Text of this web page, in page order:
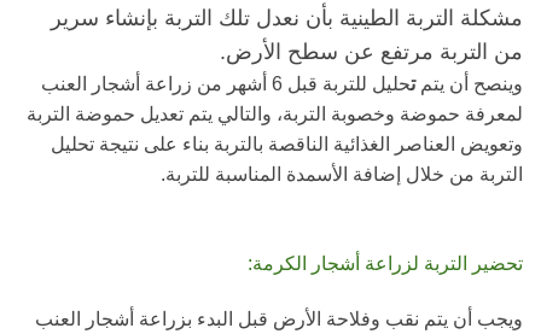
مشكلة التربة الطينية بأن نعدل تلك التربة بإنشاء سرير
من التربة مرتفع عن سطح الأرض.
وينصح أن يتمت
حليل للتربة قبل 6 أشهر من زراعة أشجار العنب
لمعرفة حموضة وخصوبة التربة، والتالي يتم تعديل حموضة التربة
وتعويض العناصر الغذائية الناقصة بالتربة بناء على نتيجة تحليل
التربة من خلال إضافة الأسمدة المناسبة للتربة.
تحضير التربة لزراعة أشجار الكرمة:
ويجب أن يتم نقب وفلاحة الأرض قبل البدء بزراعة أشجار العنب